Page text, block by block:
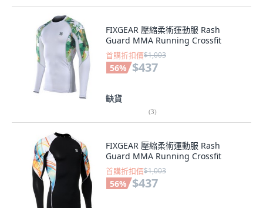
FIXGEAR 壓縮柔術運動服 Rash
Guard MMA Running Crossfit
首購折扣價$1,003
56% $437
缺貨
(3)
FIXGEAR 壓縮柔術運動服 Rash
Guard MMA Running Crossfit
首購折扣價$1,003
56% $437